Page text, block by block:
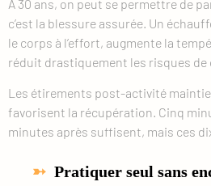
À 30 ans, on peut se permettre de
c’est la blessure assurée. Un
le corps à l’effort, augmente la
réduit drastiquement les risques de
Les étirements post-activité
favorisent la récupération. Cinq
minutes après suffisent, mais ces
Pratiquer seul sans